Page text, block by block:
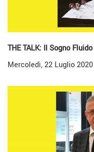
THE TALK: Il Sogno Fluido
Mercoledì, 22 Luglio 2020